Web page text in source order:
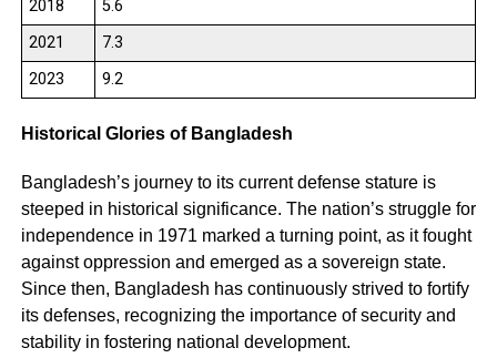
2018
5.6
2021
7.3
2023
9.2
Historical Glories of Bangladesh
Bangladesh’s journey to its current defense stature is
steeped in historical significance. The nation’s struggle for
independence in 1971 marked a turning point, as it fought
against oppression and emerged as a sovereign state.
Since then, Bangladesh has continuously strived to fortify
its defenses, recognizing the importance of security and
stability in fostering national development.